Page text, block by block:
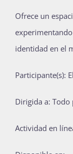
Ofrece un
identidad en el
Participante(s):
Dirigida a: Todo
Actividad en